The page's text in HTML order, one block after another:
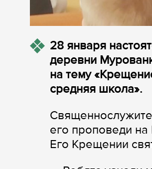
28 января
деревни
на тему
средняя школа».
его проповеди
Его Крещении